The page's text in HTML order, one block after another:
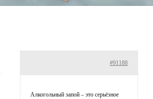
#91188
Алкогольный запой – это серьёзное